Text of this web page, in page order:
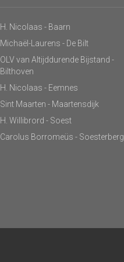
H. Nicolaas - Baarn
Michaël-Laurens - De Bilt
OLV van Altijddurende Bijstand -
Bilthoven
H. Nicolaas - Eemnes
Sint Maarten - Maartensdijk
H. Willibrord - Soest
Carolus Borromeüs - Soesterberg